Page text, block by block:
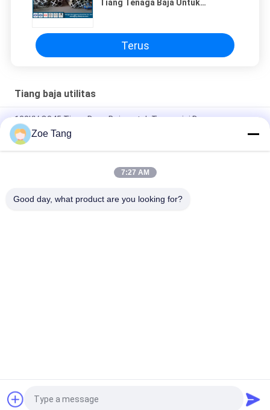
Tiang Tenaga Baja Untuk
Terus
Tiang baja utilitas
138KV Q345 Tiang Daya Baja untuk Transmisi Daya
Octagonal Steel Utility Poles For Telecommunication System
Q235 3-12mm
Galvanized Utility Steel Tubular Pole For Electric Power
Quote request suatu
Zoe Tang
7:27 AM
Good day, what product are you looking for?